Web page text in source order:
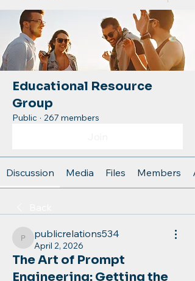
Educational Resource
Group
Public · 267 members
Discussion Media Files Members
publicrelations534
publicrelations534
April 2, 2026
The Art of Prompt
Engineering: Getting the